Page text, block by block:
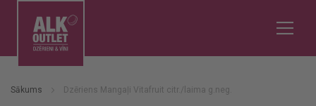
Sākums Dzēriens Mangaļi Vitafruit citr./laima g.neg.